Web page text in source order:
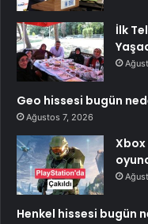
İlk
Geo hissesi bugün
Ağustos 7, 2026
Henkel hissesi bugün